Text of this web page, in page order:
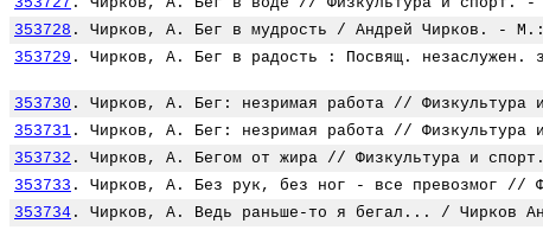
353728 . Чирков, А. Бег в мудрость / Андрей Чирков. -
353729 . Чирков, А. Бег в радость : Посвящ.
353730 . Чирков, А. Бег: незримая работа //
353731 . Чирков, А. Бег: незримая работа //
353732 . Чирков, А. Бегом от жира // Физкультура и
353733 . Чирков, А. Без рук, без ног - все превозмог
353734 . Чирков, А. Ведь раньше-то я бегал... / Чирков